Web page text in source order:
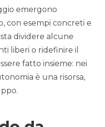
emergono
con esempi concreti e
dividere alcune
liberi o ridefinire il
fatto insieme: nei
è una risorsa,